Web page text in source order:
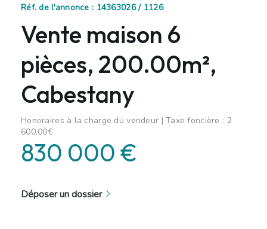
Réf. de l'annonce : 14363026 / 1126
Vente maison 6
pièces, 200.00m²,
Cabestany
Honoraires à la charge du vendeur | Taxe foncière : 2
600,00€
830 000 €
Déposer un dossier